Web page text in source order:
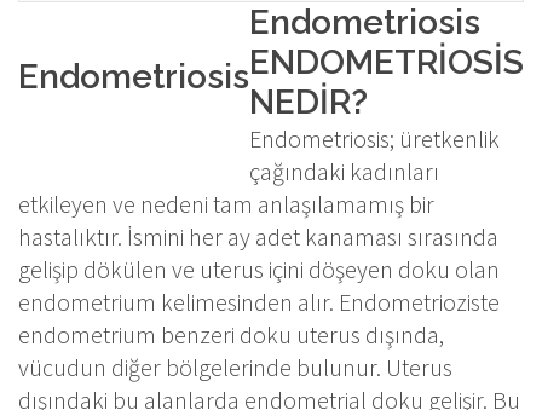
Endometriosis
Endometriosis
ENDOMETRİOSİS
NEDİR?
Endometriosis; üretkenlik
çağındaki kadınları
etkileyen ve nedeni tam anlaşılamamış bir
hastalıktır. İsmini her ay adet kanaması sırasında
gelişip dökülen ve uterus içini döşeyen doku olan
endometrium kelimesinden alır. Endometrioziste
endometrium benzeri doku uterus dışında,
vücudun diğer bölgelerinde bulunur. Uterus
dışındaki bu alanlarda endometrial doku gelişir. Bu